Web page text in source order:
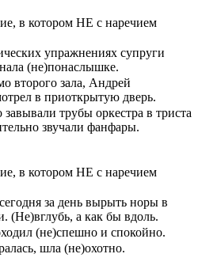
в котором НЕ с наречием
упражнениях супруги
(не)понаслышке.
второго зала, Андрей
в приоткрытую дверь.
трубы оркестра в триста
звучали фанфары.
в котором НЕ с наречием
за день вырыть норы в
(Не)вглубь, а как бы вдоль.
(не)спешно и спокойно.
шла (не)охотно.